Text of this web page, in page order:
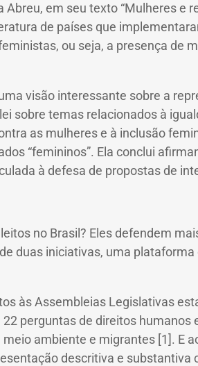
em seu texto “Mulheres e
de países que
ou seja, a presença
visão interessante sobre a
sobre temas relacionados à
as mulheres e à inclusão
“femininos”. Ela conclui
à defesa de propostas de
no Brasil? Eles defendem
duas iniciativas, uma
às Assembleias Legislativas
perguntas de direitos
ambiente e migrantes [1]. E
descritiva e